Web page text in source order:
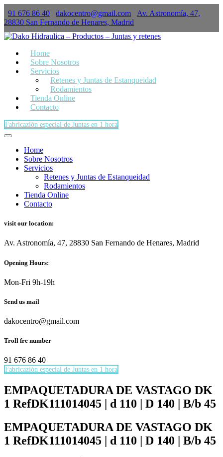
91 676 86 40 dakocentro@gmail.com
Av. Astronomía, 47,
28830 San Fernando de Henares, Madrid
Home
Sobre Nosotros
Servicios
Retenes y Juntas de Estanqueidad
Rodamientos
Tienda Online
Contacto
Fabricazión especial de Juntas en 1 hora
Home
Sobre Nosotros
Servicios
Retenes y Juntas de Estanqueidad
Rodamientos
Tienda Online
Contacto
visit our location:
Av. Astronomía, 47, 28830 San Fernando de Henares, Madrid
Opening Hours:
Mon-Fri 9h-19h
Send us mail
dakocentro@gmail.com
Troll fre number
91 676 86 40
Fabricazión especial de Juntas en 1 hora
EMPAQUETADURA DE VASTAGO DK
1 RefDK111014045 | d 110 | D 140 | B/b 45
EMPAQUETADURA DE VASTAGO DK
1 RefDK111014045 | d 110 | D 140 | B/b 45
Necesarias
Estas
cookies no
son
necesarias
para que